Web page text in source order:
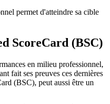
ScoreCard (BSC)
en milieu professionnel,
fait ses preuves ces dernières
(BSC), peut aussi être un